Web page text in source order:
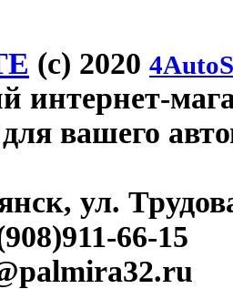
(c) 2020
интернет-
вашего
ул.
66-15